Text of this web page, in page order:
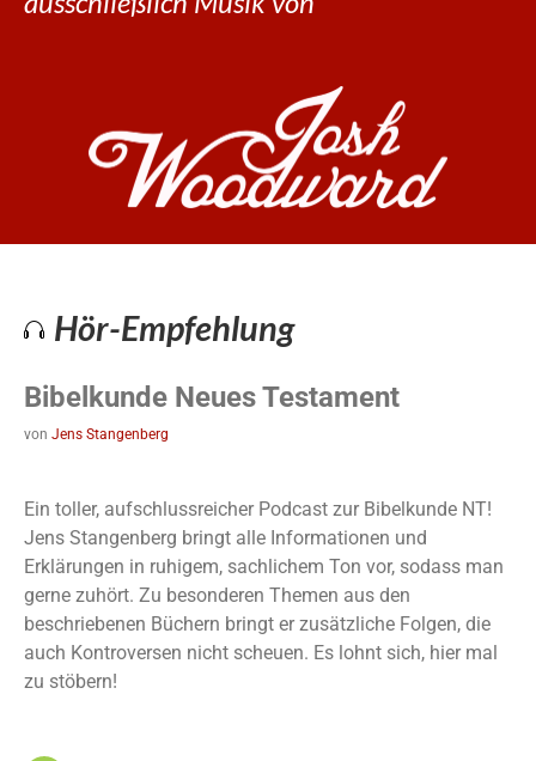
Hör-Empfehlung
Bibelkunde Neues Testament
von Jens Stangenberg
Ein toller, aufschlussreicher Podcast zur Bibelkunde NT!
Jens Stangenberg bringt alle Informationen und
Erklärungen in ruhigem, sachlichem Ton vor, sodass man
gerne zuhört. Zu besonderen Themen aus den
beschriebenen Büchern bringt er zusätzliche Folgen, die
auch Kontroversen nicht scheuen. Es lohnt sich, hier mal
zu stöbern!